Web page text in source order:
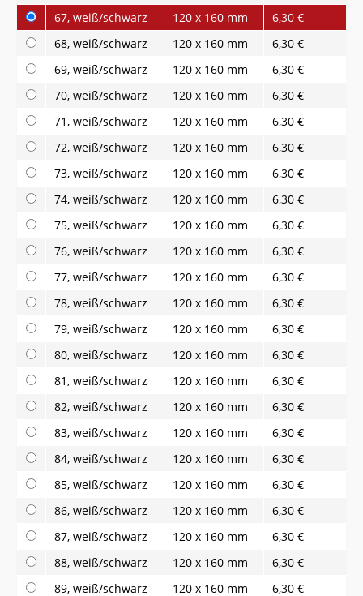
67, weiß/schwarz
120 x 160 mm
6,30 €
68, weiß/schwarz
120 x 160 mm
6,30 €
69, weiß/schwarz
120 x 160 mm
6,30 €
70, weiß/schwarz
120 x 160 mm
6,30 €
71, weiß/schwarz
120 x 160 mm
6,30 €
72, weiß/schwarz
120 x 160 mm
6,30 €
73, weiß/schwarz
120 x 160 mm
6,30 €
74, weiß/schwarz
120 x 160 mm
6,30 €
75, weiß/schwarz
120 x 160 mm
6,30 €
76, weiß/schwarz
120 x 160 mm
6,30 €
77, weiß/schwarz
120 x 160 mm
6,30 €
78, weiß/schwarz
120 x 160 mm
6,30 €
79, weiß/schwarz
120 x 160 mm
6,30 €
80, weiß/schwarz
120 x 160 mm
6,30 €
81, weiß/schwarz
120 x 160 mm
6,30 €
82, weiß/schwarz
120 x 160 mm
6,30 €
83, weiß/schwarz
120 x 160 mm
6,30 €
84, weiß/schwarz
120 x 160 mm
6,30 €
85, weiß/schwarz
120 x 160 mm
6,30 €
86, weiß/schwarz
120 x 160 mm
6,30 €
87, weiß/schwarz
120 x 160 mm
6,30 €
88, weiß/schwarz
120 x 160 mm
6,30 €
89, weiß/schwarz
120 x 160 mm
6,30 €